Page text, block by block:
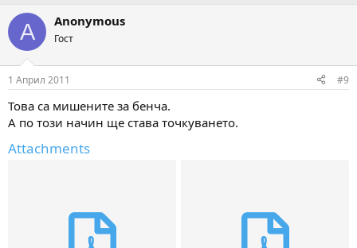
A Anonymous
Гост
1 Април 2011 #9
Това са мишените за бенча.
А по този начин ще става точкуването.
Attachments